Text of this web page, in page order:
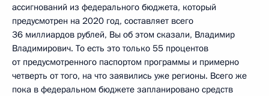
ассигнований из федерального бюджета, который
предусмотрен на 2020 год, составляет всего
36 миллиардов рублей, Вы об этом сказали, Владимир
Владимирович. То есть это только 55 процентов
от предусмотренного паспортом программы и примерно
четверть от того, на что заявились уже регионы. Всего же
пока в федеральном бюджете запланировано средств